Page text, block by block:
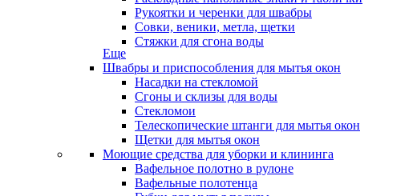
Рукоятки и черенки для швабры
Совки, веники, метла, щетки
Стяжки для сгона воды
Еще
Швабры и приспособления для мытья окон
Насадки на стекломой
Сгоны и склизы для воды
Стекломои
Телескопические штанги для мытья окон
Щетки для мытья окон
Моющие средства для уборки и клининга
Вафельное полотно в рулоне
Вафельные полотенца